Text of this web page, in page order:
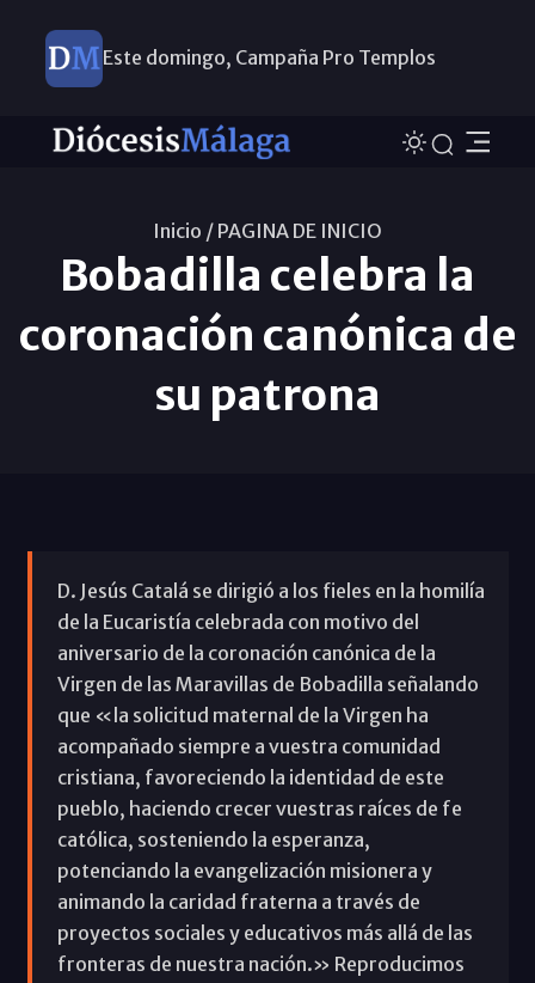
Este domingo, Campaña Pro Templos
Inicio / PAGINA DE INICIO
Bobadilla celebra la
coronación canónica de
su patrona
D. Jesús Catalá se dirigió a los fieles en la homilía
de la Eucaristía celebrada con motivo del
aniversario de la coronación canónica de la
Virgen de las Maravillas de Bobadilla señalando
que «la solicitud maternal de la Virgen ha
acompañado siempre a vuestra comunidad
cristiana, favoreciendo la identidad de este
pueblo, haciendo crecer vuestras raíces de fe
católica, sosteniendo la esperanza,
potenciando la evangelización misionera y
animando la caridad fraterna a través de
proyectos sociales y educativos más allá de las
fronteras de nuestra nación.» Reproducimos